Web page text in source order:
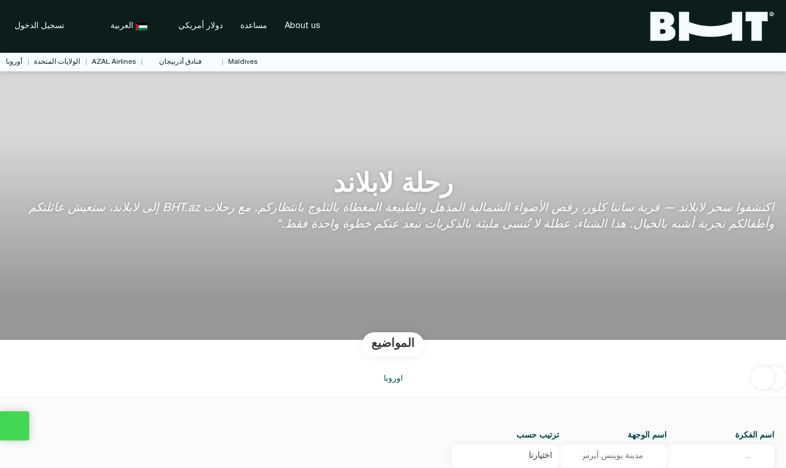
مساعدة دولار أمريكي العربية تسجيل الدخول
Maldives فنادق أذربيجان AZAL Airlines الولايات المتحدة أوروبا
رحلة لابلاند
اكتشفوا سحر لابلاند — قرية سانتا كلوز، رقص الأضواء الشمالية المذهل والطبيعة المغطاة بالثلوج بانتظاركم. مع رحلات BHT.az إلى لابلاند، ستعيش عائلتكم
وأطفالكم تجربة أشبه بالخيال. هذا الشتاء، عطلة لا تُنسى مليئة بالذكريات تبعد عنكم خطوة واحدة فقط."
المواضيع
أوروبا
اسم الفكرة اسم الوجهة ترتيب حسب
اختيارنا